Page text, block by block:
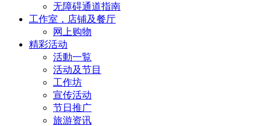
无障碍通道指南
工作室，店铺及餐厅
网上购物
精彩活动
活動一覧
活动及节目
工作坊
宣传活动
节日推广
旅游资讯